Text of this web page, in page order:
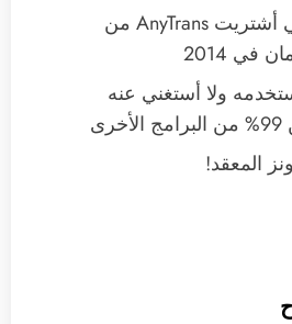
الحمدلله أني أشتريت AnyTrans من
2014
ولا أستغني عنه
المعقد!